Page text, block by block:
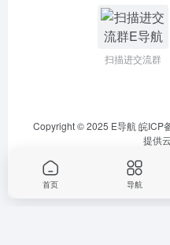
扫描进交流群
Copyright © 2025 E导航皖ICP
提供
首页 导航